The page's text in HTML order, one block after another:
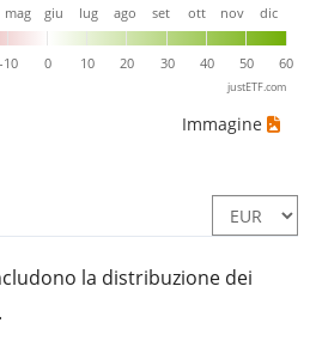
-10 0 10 20 30 40 50 60
mag giu lug ago set ott nov dic
justETF.com
Immagine
la distribuzione dei